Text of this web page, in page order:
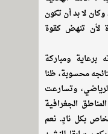
وكان لا بد أن تكون
لأن تنهض كقوة
برعاية ومباركة
محسوبة، ظنا
وتسارعت
الجغرافية
بكل نادٍ. نعم